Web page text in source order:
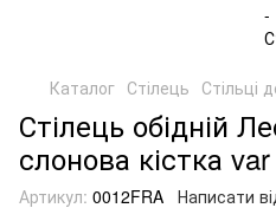
Каталог Стілець Стільці
Стілець обідній
слонова кістка var
Артикул: 0012FRA Написати